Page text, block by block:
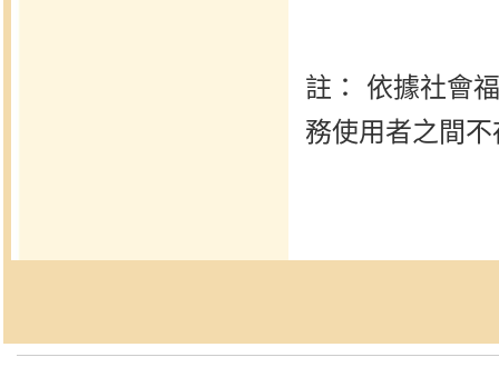
註： 依據社會
務使用者之間